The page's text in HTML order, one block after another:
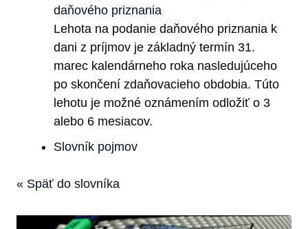
daňového priznania
Lehota na podanie daňového priznania k
dani z príjmov je základný termín 31.
marec kalendárneho roka nasledujúceho
po skončení zdaňovacieho obdobia. Túto
lehotu je možné oznámením odložiť o 3
alebo 6 mesiacov.
Slovník pojmov
« Späť do slovníka